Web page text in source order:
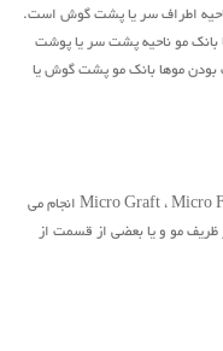
ناحیه اطراف سر یا پشت گوش است.
بانک مو ناحیه پشت سر یا پوشت
بودن موها بانک مو پشت گوش یا
کاشت ابرو به چندین روش مختلف Micro Graft ، Micro Fut ،Micro Fit انجام می
ظریف مو و یا بعضی از قسمت از